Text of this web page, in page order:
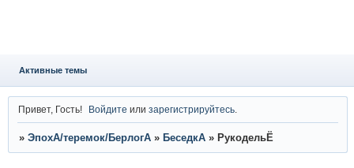
Активные темы
Привет, Гость! Войдите илизарегистрируйтесь
» ЭпохА/теремок/БерлогА » БеседкА » РукодельЁ